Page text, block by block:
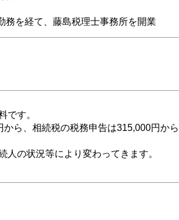
を経て、藤島税理士事務所を開業
です。
ら、相続税の税務申告は315,000円か
の状況等により変わってきます。